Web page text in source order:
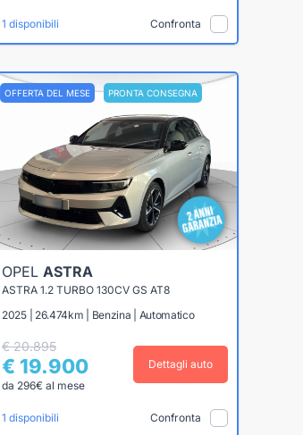
1 disponibili Confronta
OFFERTA DEL MESE PRONTA CONSEGNA
OPEL ASTRA
ASTRA 1.2 TURBO 130CV GS AT8
2025 | 26.474km | Benzina | Automatico
€ 20.895
€ 19.900
da 296€ al mese
Dettagli auto
1 disponibili Confronta